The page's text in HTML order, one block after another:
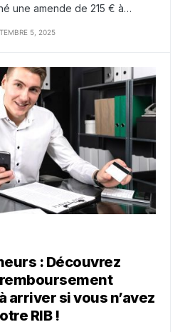
une amende de 215 € à…
5, 2025
: Découvrez
arriver si vous n’avez
RIB !